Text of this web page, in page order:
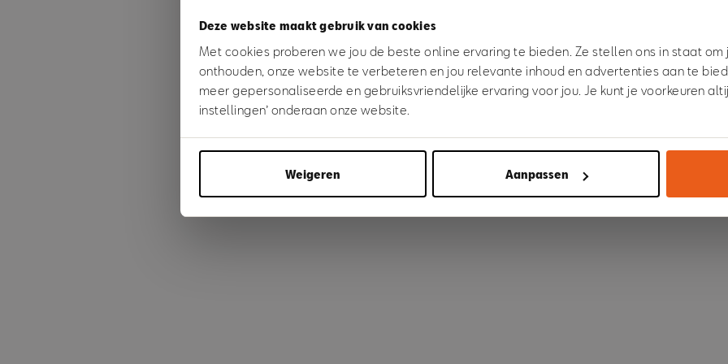
Deze website maakt gebruik van cookies
Met cookies proberen we jou de beste online ervaring te bieden. Ze stellen ons in staat om
onthouden, onze website te verbeteren en jou relevante inhoud en advertenties aan te
meer gepersonaliseerde en gebruiksvriendelijke ervaring voor jou. Je kunt je voorkeuren
instellingen’ onderaan onze website.
Weigeren Aanpassen
Something went wrong. Please try refreshing the app
Refresh